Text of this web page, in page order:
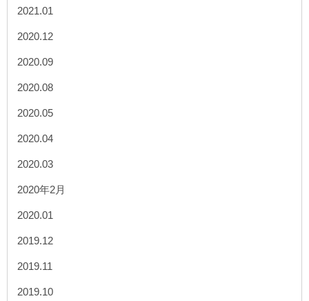
2021.01
2020.12
2020.09
2020.08
2020.05
2020.04
2020.03
2020年2月
2020.01
2019.12
2019.11
2019.10